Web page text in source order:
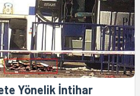
Yönelik İntihar